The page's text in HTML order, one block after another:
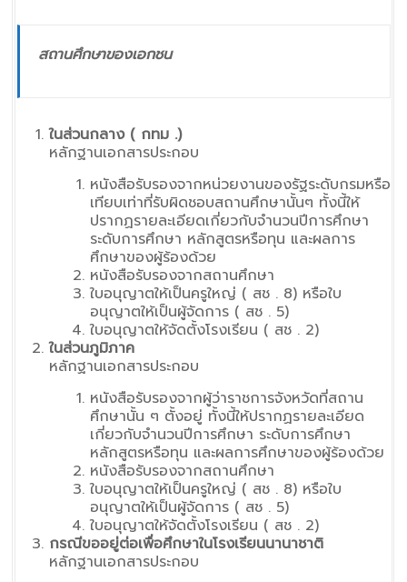
สถานศึกษาของเอกชน
ในส่วนกลาง ( กทม .)
หลักฐานเอกสารประกอบ
หนังสือรับรองจากหน่วยงานของรัฐระดับกรมหรือ
เทียบเท่าที่รับผิดชอบสถานศึกษานั้นๆ ทั้งนี้ให้
ปรากฏรายละเอียดเกี่ยวกับจำนวนปีการศึกษา
ระดับการศึกษา หลักสูตรหรือทุน และผลการ
ศึกษาของผู้ร้องด้วย
หนังสือรับรองจากสถานศึกษา
ใบอนุญาตให้เป็นครูใหญ่ ( สช . 8) หรือใบ
อนุญาตให้เป็นผู้จัดการ ( สช . 5)
ใบอนุญาตให้จัดตั้งโรงเรียน ( สช . 2)
ในส่วนภูมิภาค
หลักฐานเอกสารประกอบ
หนังสือรับรองจากผู้ว่าราชการจังหวัดที่สถาน
ศึกษานั้น ๆ ตั้งอยู่ ทั้งนี้ให้ปรากฏรายละเอียด
เกี่ยวกับจำนวนปีการศึกษา ระดับการศึกษา
หลักสูตรหรือทุน และผลการศึกษาของผู้ร้องด้วย
หนังสือรับรองจากสถานศึกษา
ใบอนุญาตให้เป็นครูใหญ่ ( สช . 8) หรือใบ
อนุญาตให้เป็นผู้จัดการ ( สช . 5)
ใบอนุญาตให้จัดตั้งโรงเรียน ( สช . 2)
กรณีขออยู่ต่อเพื่อศึกษาในโรงเรียนนานาชาติ
หลักฐานเอกสารประกอบ